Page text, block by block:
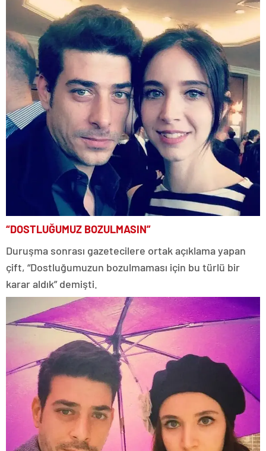
“DOSTLUĞUMUZ BOZULMASIN”
Duruşma sonrası gazetecilere ortak açıklama yapan
çift, “Dostluğumuzun bozulmaması için bu türlü bir
karar aldık” demişti.